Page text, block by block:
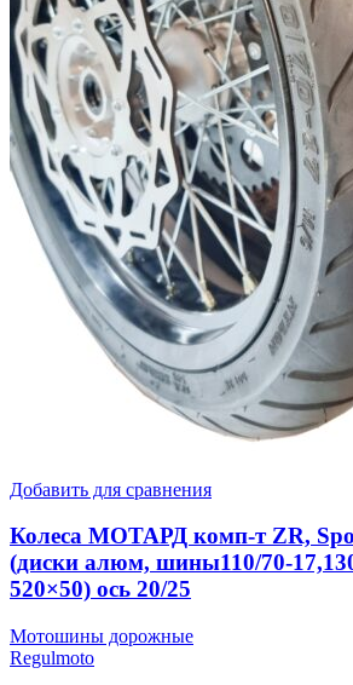
Добавить для сравнения
Колеса МОТАРД комп-т ZR,
(диски алюм, шины110/70-
520×50) ось 20/25
Мотошины дорожные
Regulmoto